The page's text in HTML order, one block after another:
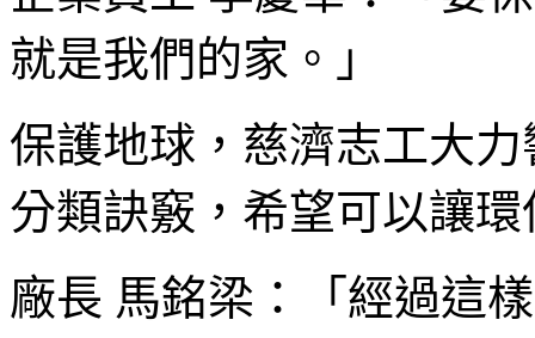
就是我們的家。」
保護地球，慈濟志工大
分類訣竅，希望可以讓
廠長 馬銘梁：「經過這